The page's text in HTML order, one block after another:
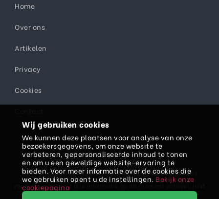
Home
Over ons
Artikelen
Privacy
Cookies
Ondanks dat de website met grote zorg is opgezet, kan het
voorkomen dat niet alle informatie op dit moment actueel, juist
Wij gebruiken cookies
We kunnen deze plaatsen voor analyse van onze
bezoekersgegevens, om onze website te
verbeteren, gepersonaliseerde inhoud te tonen
en om u een geweldige website-ervaring te
bieden. Voor meer informatie over de cookies die
we gebruiken opent u de instellingen. Bekijk onze
cookiepagina